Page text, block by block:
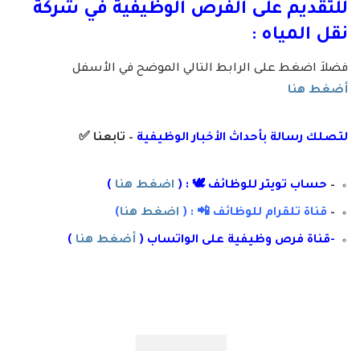
للتقديم على الفرص الوظيفية في شركة
نقل المياه :
فضلاَ اضغط على الرابط التالي الموضح في الأسفل
أضغط هنا
لتصلك رسالة بأحداث الأخبار الوظيفية – تابعنا ✅
– حساب تويتر للوظائف 🕊 : ( اضغط هنا )
– قناة تلقرام للوظائف 📲 : ( اضغط هنا)
-قناة فرص وظيفية على الواتساب ( أضغط هنا )